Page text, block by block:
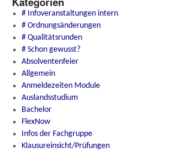
# Infoveranstaltungen intern
# Ordnungsänderungen
# Qualitätsrunden
# Schon gewusst?
Absolventenfeier
Allgemein
Anmeldezeiten Module
Auslandsstudium
Bachelor
FlexNow
Infos der Fachgruppe
Klausureinsicht/Prüfungen